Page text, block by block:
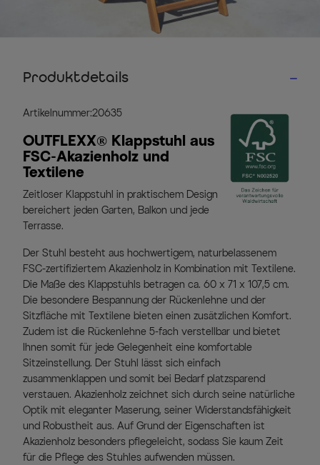
Produktdetails
Artikelnummer:20635
OUTFLEXX® Klappstuhl aus
FSC-Akazienholz und
Textilene
Zeitloser Klappstuhl in praktischem Design
bereichert jeden Garten, Balkon und jede
Terrasse.
Der Stuhl besteht aus hochwertigem, naturbelassenem
FSC-zertifiziertem Akazienholz in Kombination mit Textilene.
Die Maße des Klappstuhls betragen ca. 60 x 71 x 107,5 cm.
Die besondere Bespannung der Rückenlehne und der
Sitzfläche mit Textilene bieten einen zusätzlichen Komfort.
Zudem ist die Rückenlehne 5-fach verstellbar und bietet
Ihnen somit für jede Gelegenheit eine komfortable
Sitzeinstellung. Der Stuhl lässt sich einfach
zusammenklappen und somit bei Bedarf platzsparend
verstauen. Akazienholz zeichnet sich durch seine natürliche
Optik mit eleganter Maserung, seiner Widerstandsfähigkeit
und Robustheit aus. Auf Grund der Eigenschaften ist
Akazienholz besonders pflegeleicht, sodass Sie kaum Zeit
für die Pflege des Stuhles aufwenden müssen.